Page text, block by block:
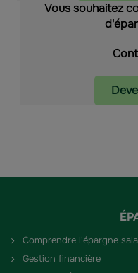
Vous souhaitez
Comprendre l'épargne
Gestion financière